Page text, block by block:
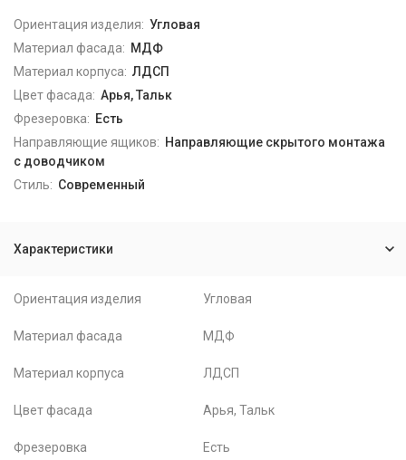
Ориентация изделия: Угловая
Материал фасада: МДФ
Материал корпуса: ЛДСП
Цвет фасада: Арья, Тальк
Фрезеровка: Есть
Направляющие ящиков: Направляющие скрытого монтажа
с доводчиком
Стиль: Современный
Характеристики
Ориентация изделия Угловая
Материал фасада МДФ
Материал корпуса ЛДСП
Цвет фасада Арья, Тальк
Фрезеровка Есть